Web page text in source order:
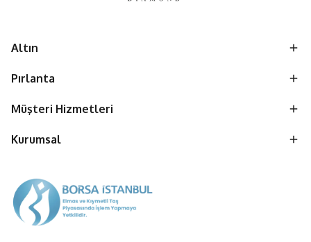
Altın
Pırlanta
Müşteri Hizmetleri
Kurumsal